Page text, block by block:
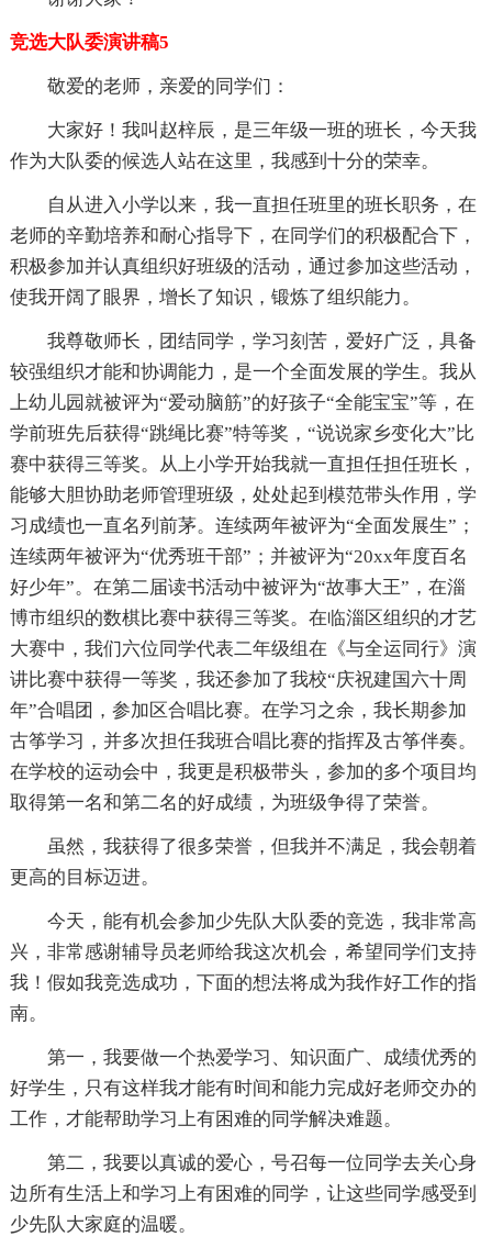
竞选大队委演讲稿5
敬爱的老师，亲爱的同学们：
大家好！我叫赵梓辰，是三年级一班的班长，今天我
作为大队委的候选人站在这里，我感到十分的荣幸。
自从进入小学以来，我一直担任班里的班长职务，在
老师的辛勤培养和耐心指导下，在同学们的积极配合下，
积极参加并认真组织好班级的活动，通过参加这些活动，
使我开阔了眼界，增长了知识，锻炼了组织能力。
我尊敬师长，团结同学，学习刻苦，爱好广泛，具备
较强组织才能和协调能力，是一个全面发展的学生。我从
上幼儿园就被评为“爱动脑筋”的好孩子“全能宝宝”等，在
学前班先后获得“跳绳比赛”特等奖，“说说家乡变化大”比
赛中获得三等奖。从上小学开始我就一直担任担任班长，
能够大胆协助老师管理班级，处处起到模范带头作用，学
习成绩也一直名列前茅。连续两年被评为“全面发展生”；
连续两年被评为“优秀班干部”；并被评为“20xx年度百名
好少年”。在第二届读书活动中被评为“故事大王”，在淄
博市组织的数棋比赛中获得三等奖。在临淄区组织的才艺
大赛中，我们六位同学代表二年级组在《与全运同行》演
讲比赛中获得一等奖，我还参加了我校“庆祝建国六十周
年”合唱团，参加区合唱比赛。在学习之余，我长期参加
古筝学习，并多次担任我班合唱比赛的指挥及古筝伴奏。
在学校的运动会中，我更是积极带头，参加的多个项目均
取得第一名和第二名的好成绩，为班级争得了荣誉。
虽然，我获得了很多荣誉，但我并不满足，我会朝着
更高的目标迈进。
今天，能有机会参加少先队大队委的竞选，我非常高
兴，非常感谢辅导员老师给我这次机会，希望同学们支持
我！假如我竞选成功，下面的想法将成为我作好工作的指
南。
第一，我要做一个热爱学习、知识面广、成绩优秀的
好学生，只有这样我才能有时间和能力完成好老师交办的
工作，才能帮助学习上有困难的同学解决难题。
第二，我要以真诚的爱心，号召每一位同学去关心身
边所有生活上和学习上有困难的同学，让这些同学感受到
少先队大家庭的温暖。